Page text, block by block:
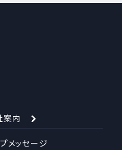
案内
メッセージ